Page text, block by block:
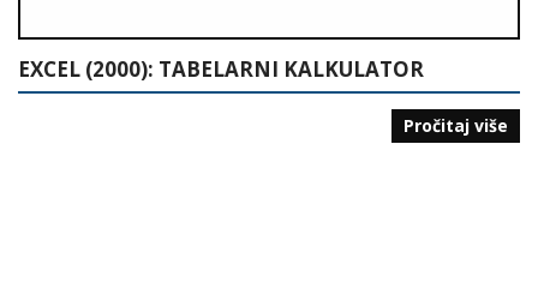
EXCEL (2000): TABELARNI KALKULATOR
Pročitaj više